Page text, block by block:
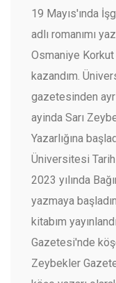
19 Mayıs'ında
adlı romanımı
Osmaniye
kazandım.
gazetesinden
ayinda Sarı
Yazarlığına
Üniversitesi
2023 yılında
yazmaya
kitabım
Gazetesi'nde
Zeybekler